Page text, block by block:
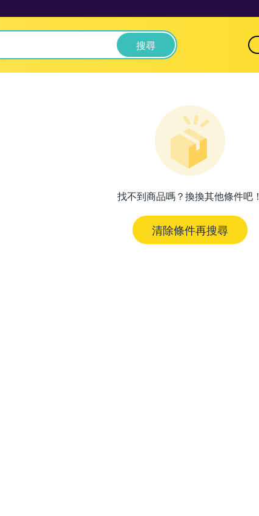
搜尋
找不到商品嗎？換換其他條件吧！
清除條件再搜尋